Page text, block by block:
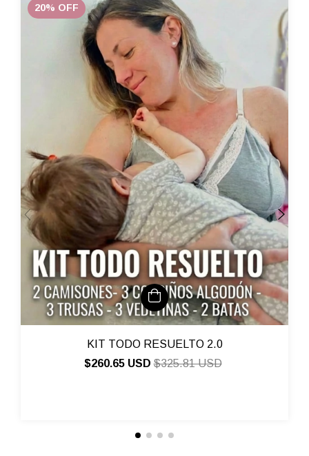
20% OFF
KIT TODO RESUELTO 2.0
$260.65 USD$325.81 USD